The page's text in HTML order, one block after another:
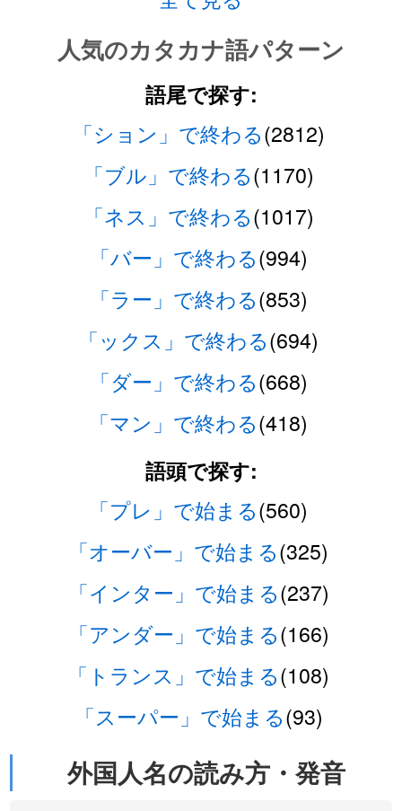
人気のカタカナ語パターン
語尾で探す:
「ション」で終わる(2812)
「ブル」で終わる(1170)
「ネス」で終わる(1017)
「バー」で終わる(994)
「ラー」で終わる(853)
「ックス」で終わる(694)
「ダー」で終わる(668)
「マン」で終わる(418)
語頭で探す:
「プレ」で始まる(560)
「オーバー」で始まる(325)
「インター」で始まる(237)
「アンダー」で始まる(166)
「トランス」で始まる(108)
「スーパー」で始まる(93)
外国人名の読み方・発音